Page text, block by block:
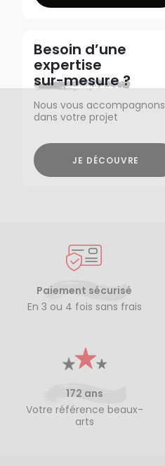
Besoin d’une
expertise
sur-mesure ?
Nous vous accompagnons
dans votre projet
JE DÉCOUVRE
Paiement sécurisé
En 3 ou 4 fois sans frais
172 ans
Votre référence beaux-
arts